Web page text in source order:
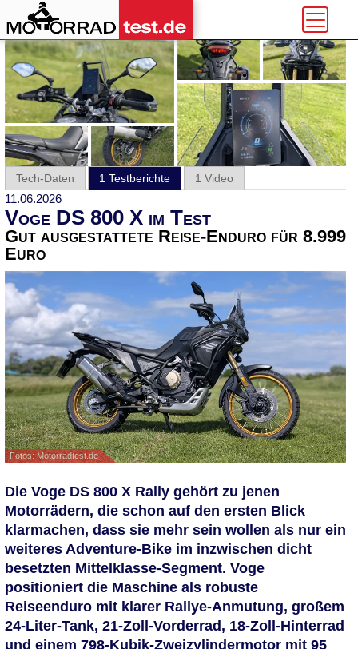
Tech-Daten 1 Testberichte 1 Video
11.06.2026
Voge DS 800 X im Test
Gut ausgestattete Reise-Enduro für 8.999
Euro
Fotos: Motorradtest.de
Die Voge DS 800 X Rally gehört zu jenen
Motorrädern, die schon auf den ersten Blick
klarmachen, dass sie mehr sein wollen als nur ein
weiteres Adventure-Bike im inzwischen dicht
besetzten Mittelklasse-Segment. Voge
positioniert die Maschine als robuste
Reiseenduro mit klarer Rallye-Anmutung, großem
24-Liter-Tank, 21-Zoll-Vorderrad, 18-Zoll-Hinterrad
und einem 798-Kubik-Zweizylindermotor mit 95